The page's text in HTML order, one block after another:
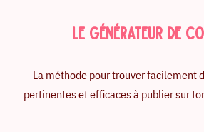
LE GÉNÉRATEUR DE
La méthode pour trouver facilement
pertinentes et efficaces à publier sur